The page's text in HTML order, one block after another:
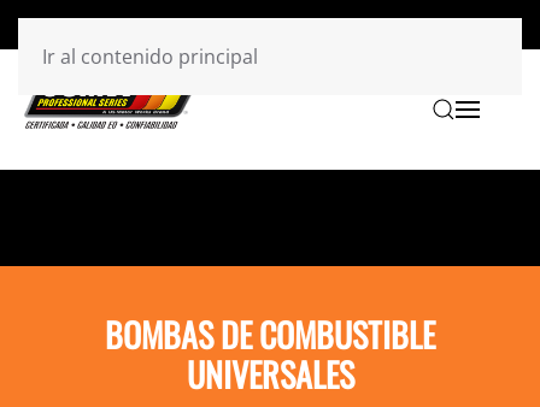
Ir al contenido principal
BOMBAS DE COMBUSTIBLE
UNIVERSALES